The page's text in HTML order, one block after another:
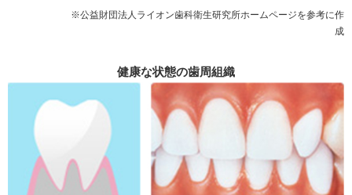
※公益財団法人ライオン歯科衛生研究所ホームページを参考に作
成
健康な状態の歯周組織